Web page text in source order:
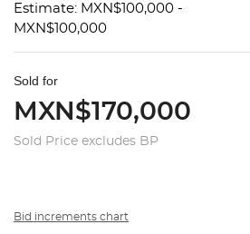
Estimate: MXN$100,000 -
MXN$100,000
Sold for
MXN$170,000
Sold Price excludes BP
Bid increments chart